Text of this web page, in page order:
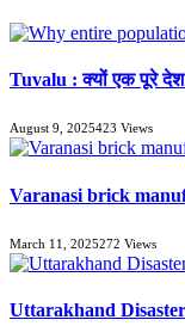
Tuvalu : क्यों एक पूरे
August 9, 2025423 Views
Varanasi brick
March 11, 2025272 Views
Uttarakhand Disaster